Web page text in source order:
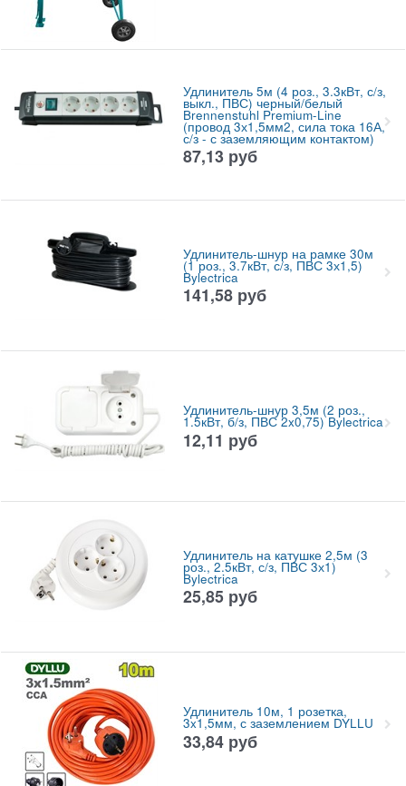
Удлинитель 5м (4 роз., 3.3кВт, с/з,
выкл., ПВС) черный/белый
Brennenstuhl Premium-Line
(провод 3х1,5мм2, сила тока 16А,
с/з - с заземляющим контактом)
87,13 руб
Удлинитель-шнур на рамке 30м
(1 роз., 3.7кВт, с/з, ПВС 3х1,5)
Bylectrica
141,58 руб
Удлинитель-шнур 3,5м (2 роз.,
1.5кВт, б/з, ПВС 2x0,75) Bylectrica
12,11 руб
Удлинитель на катушке 2,5м (3
роз., 2.5кВт, с/з, ПВС 3х1)
Bylectrica
25,85 руб
Удлинитель 10м, 1 розетка,
3x1,5мм, с заземлением DYLLU
33,84 руб